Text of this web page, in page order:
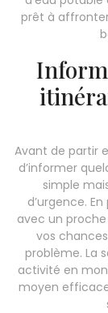
prêt à
Avant de partir
d’informer
simple
d’urgence.
avec un
vos
problème. La
activité en
moyen